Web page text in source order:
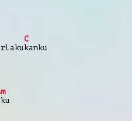
C